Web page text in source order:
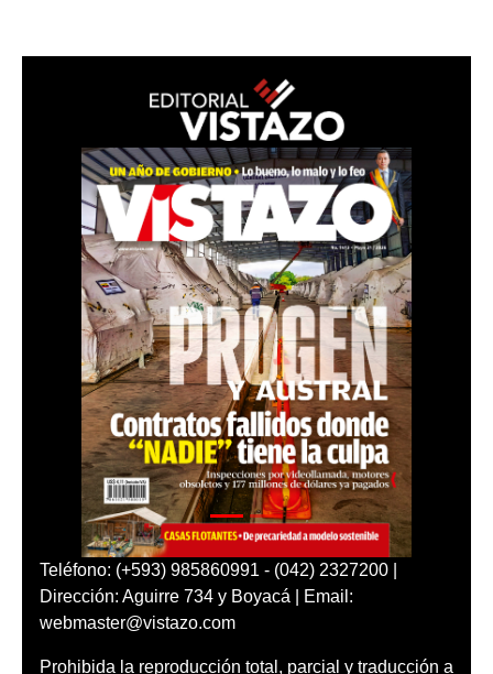
Teléfono: (+593) 985860991 - (042) 2327200 |
Dirección: Aguirre 734 y Boyacá | Email:
webmaster@vistazo.com
Prohibida la reproducción total, parcial y traducción a